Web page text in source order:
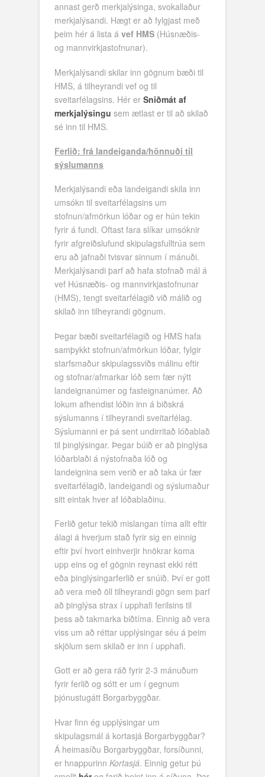
annast gerð merkjalýsinga, svokallaður
merkjalýsandi. Hægt er að fylgjast með
þeim hér á lista ávef HMS (Húsnæðis-
og mannvirkjastofnunar).
Merkjalýsandi skilar inn gögnum bæði til
HMS, á tilheyrandi vef og til
sveitarfélagsins. Hér erSniðmát af
merkjalýsingu sem ætlast er til að skilað
sé inn til HMS.
Ferlið: frá landeiganda/hönnuði til
sýslumanns
Merkjalýsandi eða landeigandi skila inn
umsókn til sveitarfélagsins um
stofnun/afmörkun lóðar og er hún tekin
fyrir á fundi. Oftast fara slíkar umsóknir
fyrir afgreiðslufund skipulagsfulltrúa sem
eru að jafnaði tvisvar sinnum í mánuði.
Merkjalýsandi þarf að hafa stofnað mál á
vef Húsnæðis- og mannvirkjastofnunar
(HMS), tengt sveitarfélagið við málið og
skilað inn tilheyrandi gögnum.
Þegar bæði sveitarfélagið og HMS hafa
samþykkt stofnun/afmörkun lóðar, fylgir
starfsmaður skipulagssviðs málinu eftir
og stofnar/afmarkar lóð sem fær nýtt
landeignanúmer og fasteignanúmer. Að
lokum afhendist lóðin inn á biðskrá
sýslumanns í tilheyrandi sveitarfélag.
Sýslumanni er þá sent undirritað lóðablað
til þinglýsingar. Þegar búið er að þinglýsa
lóðarblaði á nýstofnaða lóð og
landeignina sem verið er að taka úr fær
sveitarfélagið, landeigandi og sýslumaður
sitt eintak hver af lóðablaðinu.
Ferlið getur tekið mislangan tíma allt eftir
álagi á hverjum stað fyrir sig en einnig
eftir því hvort einhverjir hnökrar koma
upp eins og ef gögnin reynast ekki rétt
eða þinglýsingarferlið er snúið. Því er gott
að vera með öll tilheyrandi gögn sem þarf
að þinglýsa strax í upphafi ferilsins til
þess að takmarka biðtíma. Einnig að vera
viss um að réttar upplýsingar séu á þeim
skjölum sem skilað er inn í upphafi.
Gott er að gera ráð fyrir 2-3 mánuðum
fyrir ferlið og sótt er um í gegnum
þjónustugátt Borgarbyggðar.
Hvar finn ég upplýsingar um
skipulagsmál á kortasjá Borgarbyggðar?
Á heimasíðu Borgarbyggðar, forsíðunni,
er hnappurinnKortasjá. Einnig getur þú